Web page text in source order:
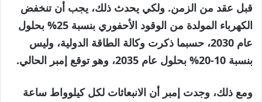
قبل عقد من الزمن. ولكي يحدث ذلك، يجب أن تنخفض
الكهرباء المولدة من الوقود الأحفوري بنسبة 25% بحلول
عام 2030، حسبما ذكرت وكالة الطاقة الدولية، وليس
بنسبة 10-20% بحلول عام 2035، وهو توقع إمبر الحالي.
ومع ذلك، وجدت إمبر أن الانبعاثات لكل كيلوواط ساعة